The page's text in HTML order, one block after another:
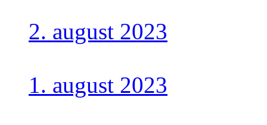
2. august 2023
1. august 2023